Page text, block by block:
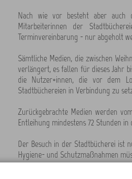
Nach wie vor besteht aber auch
Mitarbeiterinnen der
Terminvereinbarung - nur abgeholt
Sämtliche Medien, die zwischen
verlängert, es fallen für dieses Jahr
die Nutzer*innen, die vor dem
Stadtbüchereien in Verbindung zu
Zurückgebrachte Medien werden
Entleihung mindestens 72 Stunden in
Der Besuch in der Stadtbücherei ist
Hygiene- und Schutzmaßnahmen